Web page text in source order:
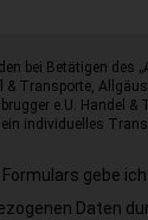
bei Betätigen des
& Transporte,
e.U. Handel
individuelles
gebe
Daten